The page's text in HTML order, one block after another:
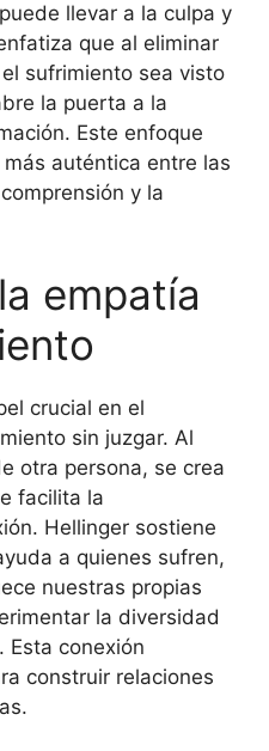
llevar a la culpa y
que al eliminar
sufrimiento sea visto
la puerta a la
Este enfoque
auténtica entre las
y la
empatía
crucial en el
sin juzgar. Al
otra persona, se crea
facilita la
Hellinger sostiene
a quienes sufren,
nuestras propias
la diversidad
Esta conexión
construir relaciones